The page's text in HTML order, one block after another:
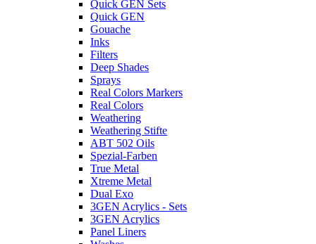
Quick GEN Sets
Quick GEN
Gouache
Inks
Filters
Deep Shades
Sprays
Real Colors Markers
Real Colors
Weathering
Weathering Stifte
ABT 502 Oils
Spezial-Farben
True Metal
Xtreme Metal
Dual Exo
3GEN Acrylics - Sets
3GEN Acrylics
Panel Liners